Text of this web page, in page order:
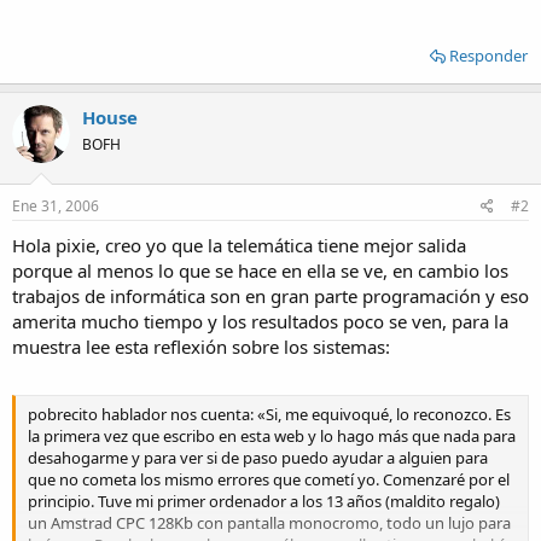
Responder
House
BOFH
Ene 31, 2006 #2
Hola pixie, creo yo que la telemática tiene mejor salida
porque al menos lo que se hace en ella se ve, en cambio los
trabajos de informática son en gran parte programación y eso
amerita mucho tiempo y los resultados poco se ven, para la
muestra lee esta reflexión sobre los sistemas:
pobrecito hablador nos cuenta: «Si, me equivoqué, lo reconozco. Es
la primera vez que escribo en esta web y lo hago más que nada para
desahogarme y para ver si de paso puedo ayudar a alguien para
que no cometa los mismo errores que cometí yo. Comenzaré por el
principio. Tuve mi primer ordenador a los 13 años (maldito regalo)
un Amstrad CPC 128Kb con pantalla monocromo, todo un lujo para